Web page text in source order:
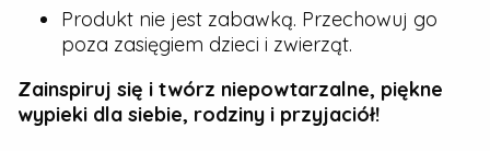
Produkt nie jest zabawką. Przechowuj go
poza zasięgiem dzieci i zwierząt.
Zainspiruj się i twórz niepowtarzalne, piękne
wypieki dla siebie, rodziny i przyjaciół!